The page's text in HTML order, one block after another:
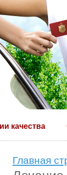
качества
Главная